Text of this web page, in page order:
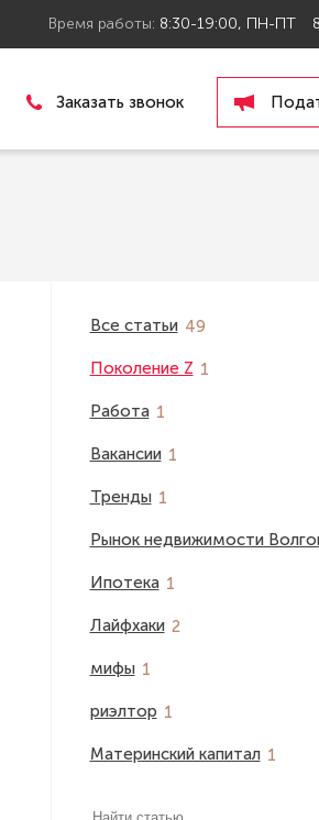
Время работы: 8:30-19:00, ПН-ПТ 8
Заказать звонок
Все статьи 49
Поколение Z 1
Работа 1
Вакансии 1
Тренды 1
Рынок недвижимости
Ипотека 1
Лайфхаки 2
мифы 1
риэлтор 1
Материнский капитал 1